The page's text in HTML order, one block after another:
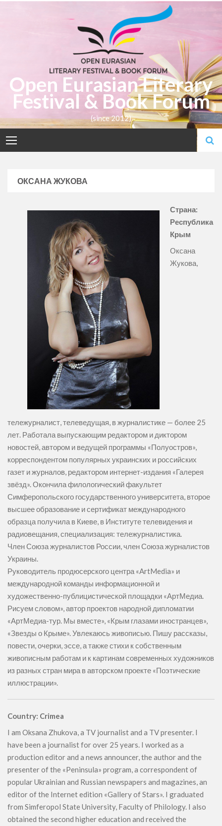
Open Eurasian Literary
Festival & Book Forum
(since 2012)
ОКСАНА ЖУКОВА
Страна:
Республика
Крым
Оксана
Жукова,
тележурналист, телеведущая, в журналистике — более 25
лет. Работала выпускающим редактором и диктором
новостей, автором и ведущей программы «Полуостров»,
корреспондентом популярных украинских и российских
газет и журналов, редактором интернет-издания «Галерея
звёзд». Окончила филологический факультет
Симферопольского государственного университета, второе
высшее образование и сертификат международного
образца получила в Киеве, в Институте телевидения и
радиовещания, специализация: тележурналистика.
Член Союза журналистов России, член Союза журналистов
Украины.
Руководитель продюсерского центра «ArtMedia» и
международной команды информационной и
художественно-публицистической площадки «АртМедиа.
Рисуем словом», автор проектов народной дипломатии
«АртМедиа-тур. Мы вместе», «Крым глазами иностранцев»,
«Звезды о Крыме». Увлекаюсь живописью. Пишу рассказы,
повести, очерки, эссе, а также стихи к собственным
живописным работам и к картинам современных художников
из разных стран мира в авторском проекте «Поэтические
иллюстрации».
Country: Crimea
I am Oksana Zhukova, a TV journalist and a TV presenter. I
have been a journalist for over 25 years. I worked as a
production editor and a news announcer, the author and the
presenter of the «Peninsula» program, a correspondent of
popular Ukrainian and Russian newspapers and magazines, an
editor of the Internet edition «Gallery of Stars». I graduated
from Simferopol State University, Faculty of Philology. I also
obtained the second higher education and received the